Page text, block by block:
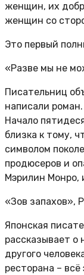
женщин, их
женщин со
Это первый
«Разве мы не
Писательниц
написали роман.
Начало
близка к тому,
символом
продюсеров и
Мэрилин Монро,
«Зов запахов»,
Японская
рассказывает о
другого
ресторана –